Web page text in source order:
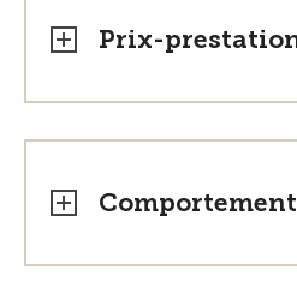
Prix-